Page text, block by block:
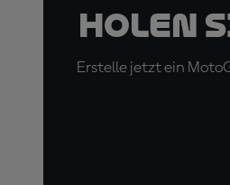
Holen
Erstelle jetzt ein